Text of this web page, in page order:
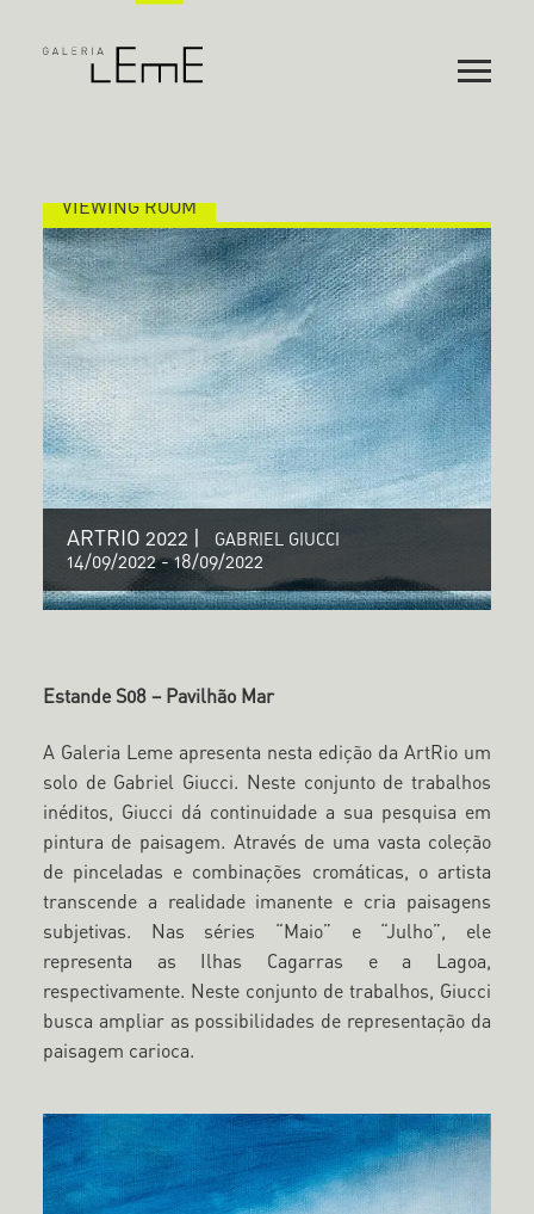
VIEWING ROOM
ARTRIO 2022 | GABRIEL GIUCCI
14/09/2022- 18/09/2022
Estande S08 – Pavilhão Mar
A Galeria Leme apresenta nesta edição da ArtRio um
solo de Gabriel Giucci. Neste conjunto de trabalhos
inéditos, Giucci dá continuidade a sua pesquisa em
pintura de paisagem. Através de uma vasta coleção
de pinceladas e combinações cromáticas, o artista
transcende a realidade imanente e cria paisagens
subjetivas. Nas séries “Maio” e “Julho”, ele
representa as Ilhas Cagarras e a Lagoa,
respectivamente. Neste conjunto de trabalhos, Giucci
busca ampliar as possibilidades de representação da
paisagem carioca.